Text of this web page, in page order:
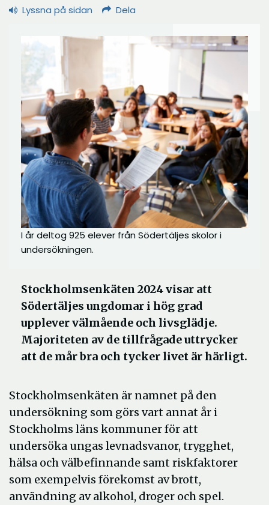
Lyssna på sidan Dela
I år deltog 925 elever från Södertäljes skolor i
undersökningen.
Stockholmsenkäten 2024 visar att
Södertäljes ungdomar i hög grad
upplever välmående och livsglädje.
Majoriteten av de tillfrågade uttrycker
att de mår bra och tycker livet är härligt.
Stockholmsenkäten är namnet på den
undersökning som görs vart annat år i
Stockholms läns kommuner för att
undersöka ungas levnadsvanor, trygghet,
hälsa och välbefinnande samt riskfaktorer
som exempelvis förekomst av brott,
användning av alkohol, droger och spel.